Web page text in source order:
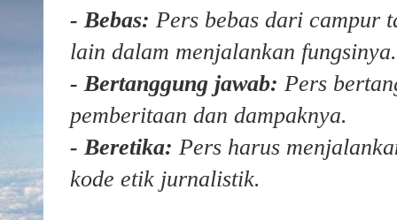
- Bebas: Pers bebas dari campur
lain dalam menjalankan fungsinya.
- Bertanggung jawab: Pers
pemberitaan dan dampaknya.
- Beretika: Pers harus
kode etik jurnalistik.